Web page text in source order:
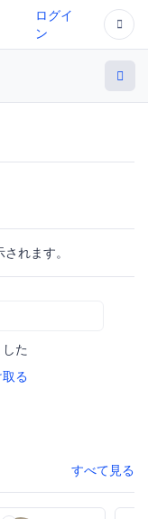
ログイ
ン
れます。
た
る
すべて見る